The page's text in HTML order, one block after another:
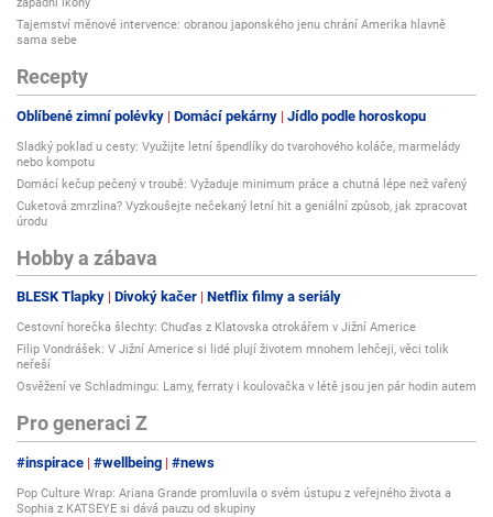
západní ikony
Tajemství měnové intervence: obranou japonského jenu chrání Amerika hlavně
sama sebe
Recepty
Oblíbené zimní polévky Domácí pekárny Jídlo podle horoskopu
Sladký poklad u cesty: Využijte letní špendlíky do tvarohového koláče, marmelády
nebo kompotu
Domácí kečup pečený v troubě: Vyžaduje minimum práce a chutná lépe než vařený
Cuketová zmrzlina? Vyzkoušejte nečekaný letní hit a geniální způsob, jak zpracovat
úrodu
Hobby a zábava
BLESK Tlapky Divoký kačer Netflix filmy a seriály
Cestovní horečka šlechty: Chuďas z Klatovska otrokářem v Jižní Americe
Filip Vondrášek: V Jižní Americe si lidé plují životem mnohem lehčeji, věci tolik
neřeší
Osvěžení ve Schladmingu: Lamy, ferraty i koulovačka v létě jsou jen pár hodin autem
Pro generaci Z
#inspirace #wellbeing #news
Pop Culture Wrap: Ariana Grande promluvila o svém ústupu z veřejného života a
Sophia z KATSEYE si dává pauzu od skupiny